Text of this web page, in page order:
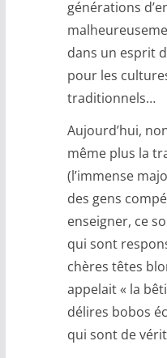
générations
dans un esprit
pour les
traditionnels…
Aujourd’hui,
même plus la
(l’immense
des gens
enseigner, ce
qui sont
chères têtes
appelait « la
délires bobos
qui sont de